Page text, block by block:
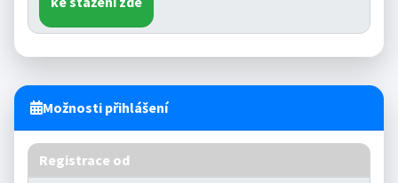
Možnosti přihlášení
Registrace od